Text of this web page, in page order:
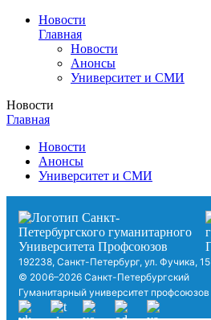
Новости
Главная
Новости
Анонсы
Университет и СМИ
Новости
Главная
Новости
Анонсы
Университет и СМИ
192238, Санкт-Петербург, ул. Фучика, 15
© 2006–2026 Санкт-Петербургский
Гуманитарный университет профсоюзов